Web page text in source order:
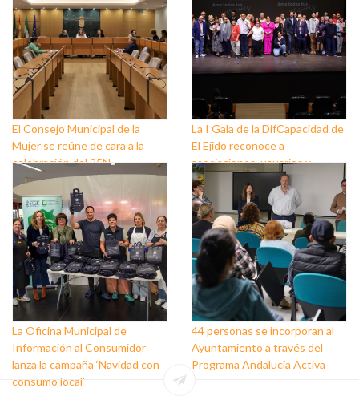
El Consejo Municipal de la
Mujer se reúne de cara a la
celebración del 25N
La I Gala de la DifCapacidad de
El Ejido reconoce a
asociaciones, usuarios y
personas que trabajan a favor
de este colectivo
La Oficina Municipal de
Información al Consumidor
lanza la campaña ‘Navidad con
consumo local’
44 personas se incorporan al
Ayuntamiento a través del
Programa Andalucía Activa